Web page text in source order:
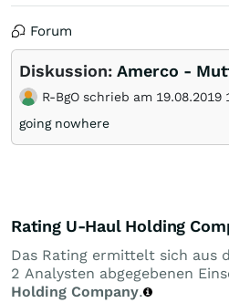
Forum
Diskussion: Amerco -
R-BgO schrieb am 19.08.2019
going nowhere
Rating U-Haul Holding
Das Rating ermittelt sich aus
2 Analysten abgegebenen
Holding Company.